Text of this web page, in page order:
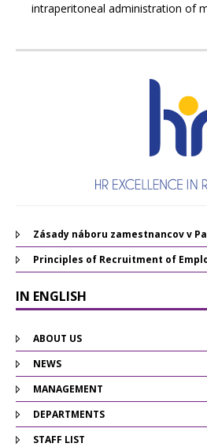
intraperitoneal administration of
Zásady náboru zamestnancov v
Principles of Recruitment of
IN ENGLISH
ABOUT US
NEWS
MANAGEMENT
DEPARTMENTS
STAFF LIST